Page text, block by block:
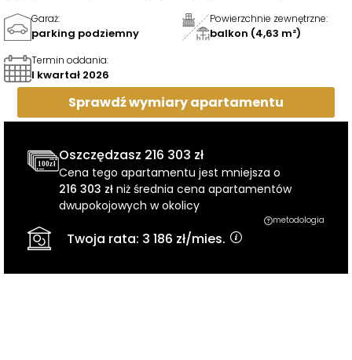
Garaż:
parking podziemny
Powierzchnie zewnętrzne:
balkon (4,63 m²)
Termin oddania:
I kwartał 2026
Sprawdź wymiaryapartamentu
Oszczędzasz 216 303 zł
Cena tego apartamentu jest mniejsza o
216 303 zł niż średnia cena apartamentów
dwupokojowych w okolicy
metodologia
Twoja rata: 3 186 zł/mies.